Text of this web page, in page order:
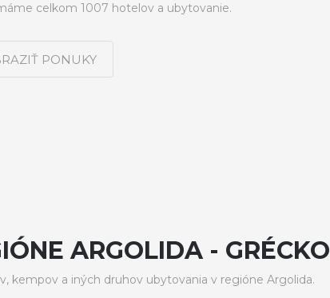
celkom 1007 hotelov a ubytovanie.
PONUKY
ARGOLIDA - GRÉCKO
kempov a iných druhov ubytovania v regióne Argolida.